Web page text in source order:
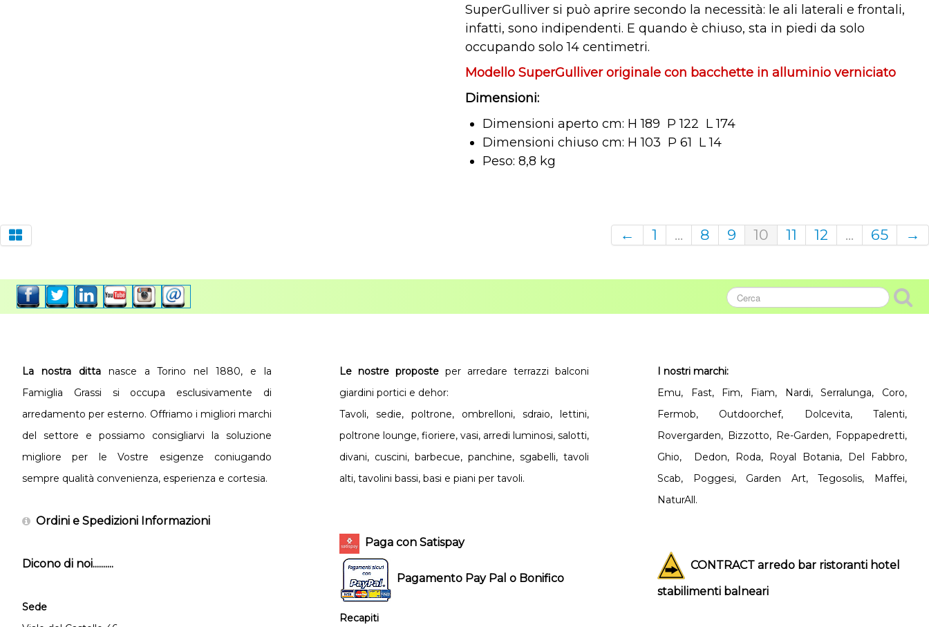
SuperGulliver si può aprire secondo la necessità: le ali laterali e frontali,
infatti, sono indipendenti. E quando è chiuso, sta in piedi da solo
occupando solo 14 centimetri.
Modello SuperGulliver originale con bacchette in alluminio verniciato
Dimensioni:
Dimensioni aperto cm: H 189 P 122 L 174
Dimensioni chiuso cm: H 103 P 61 L 14
Peso: 8,8 kg
← 1 ... 8 9 10 11 12 ... 65 →
La nostra dittanasce a Torino nel 1880, e la
Famiglia Grassi si occupa esclusivamente di
arredamento per esterno. Offriamo i migliori marchi
del settore e possiamo consigliarvi la soluzione
migliore per le Vostre esigenze coniugando
sempre qualità convenienza, esperienza e cortesia.
Ordini e Spedizioni Informazioni
Dicono di noi..........
Sede
Le nostre proposte per arredare terrazzi balconi
giardini portici e dehor:
Tavoli, sedie, poltrone, ombrelloni, sdraio, lettini,
poltrone lounge, fioriere, vasi, arredi luminosi, salotti,
divani, cuscini, barbecue, panchine, sgabelli, tavoli
alti, tavolini bassi, basi e piani per tavoli.
Paga con Satispay
Pagamento Pay Pal o Bonifico
Recapiti
I nostri marchi:
Emu, Fast, Fim, Fiam, Nardi, Serralunga, Coro,
Fermob, Outdoorchef, Dolcevita, Talenti,
Rovergarden, Bizzotto, Re-Garden, Foppapedretti,
Ghio, Dedon, Roda, Royal Botania, Del Fabbro,
Scab, Poggesi, Garden Art, Tegosolis, Maffei,
NaturAll.
CONTRACT arredo bar ristoranti hotel
stabilimenti balneari